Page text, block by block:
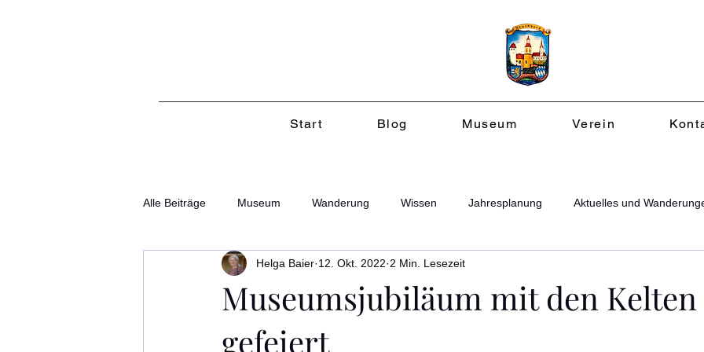
Start Blog Museum Verein
Alle Beiträge Museum Wanderung Wissen Jahresplanung Aktuelles und
Museumsjubiläum mit den Kelten
gefeiert
Helga Baier 12. Okt. 2022 2 Min. Lesezeit